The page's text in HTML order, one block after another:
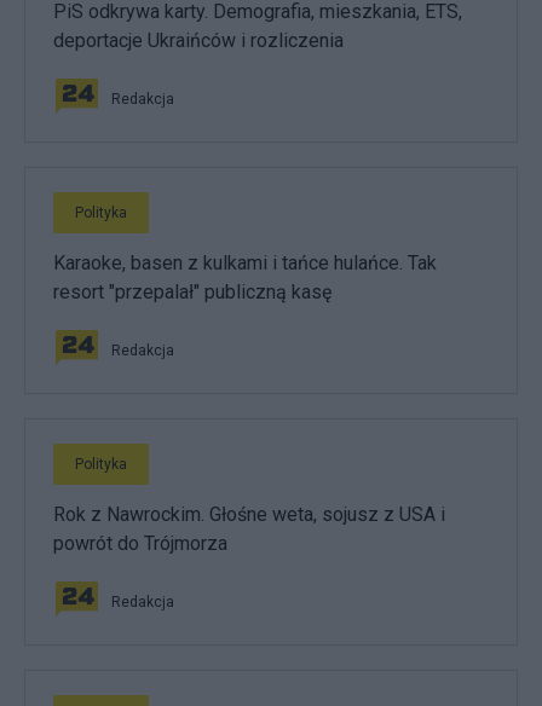
PiS odkrywa karty. Demografia, mieszkania, ETS,
deportacje Ukraińców i rozliczenia
Redakcja
Polityka
Karaoke, basen z kulkami i tańce hulańce. Tak
resort "przepalał" publiczną kasę
Redakcja
Polityka
Rok z Nawrockim. Głośne weta, sojusz z USA i
powrót do Trójmorza
Redakcja